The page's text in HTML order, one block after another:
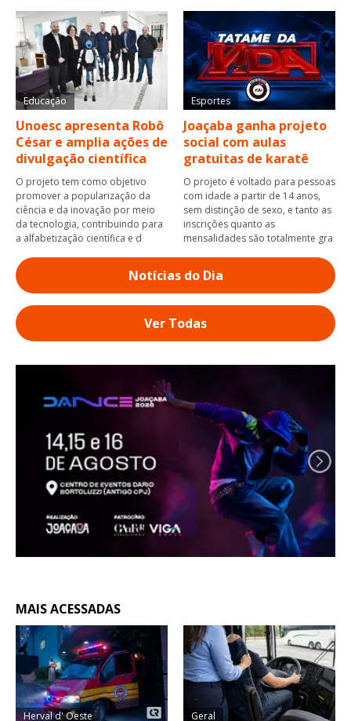
Educação
Unoesc apresenta Robô
César e amplia ações de
divulgação científica
O projeto tem como objetivo
promover a popularização da
ciência e da inovação por meio
da tecnologia, contribuindo para
a alfabetização científica e d
Esportes
Joaçaba ganha projeto
social com aulas
gratuitas de karatê
O projeto é voltado para pessoas
com idade a partir de 14 anos,
sem distinção de sexo, e tanto as
inscrições quanto as
mensalidades são totalmente gra
Notícias do Dia
Ver Todas
MAIS ACESSADAS
Herval d' Oeste Geral